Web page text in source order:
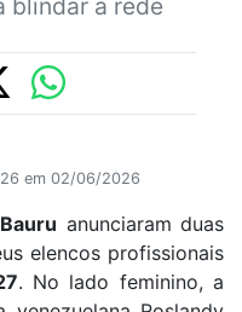
em 02/06/2026
anunciaram duas
elencos profissionais
. No lado feminino, a